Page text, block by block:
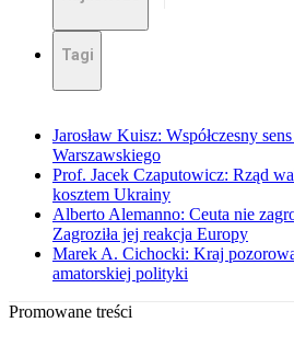
Tagi
Jarosław Kuisz: Współczesny
Warszawskiego
Prof. Jacek Czaputowicz: Rząd
kosztem Ukrainy
Alberto Alemanno: Ceuta nie
Zagroziła jej reakcja Europy
Marek A. Cichocki: Kraj
amatorskiej polityki
Promowane treści